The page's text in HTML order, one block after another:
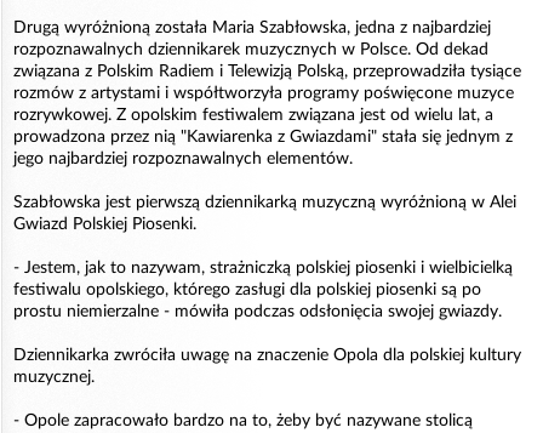
Drugą wyróżnioną została Maria Szabłowska, jedna z najbardziej
rozpoznawalnych dziennikarek muzycznych w Polsce. Od dekad
związana z Polskim Radiem i Telewizją Polską, przeprowadziła tysiące
rozmów z artystami i współtworzyła programy poświęcone muzyce
rozrywkowej. Z opolskim festiwalem związana jest od wielu lat, a
prowadzona przez nią "Kawiarenka z Gwiazdami" stała się jednym z
jego najbardziej rozpoznawalnych elementów.
Szabłowska jest pierwszą dziennikarką muzyczną wyróżnioną w Alei
Gwiazd Polskiej Piosenki.
- Jestem, jak to nazywam, strażniczką polskiej piosenki i wielbicielką
festiwalu opolskiego, którego zasługi dla polskiej piosenki są po
prostu niemierzalne - mówiła podczas odsłonięcia swojej gwiazdy.
Dziennikarka zwróciła uwagę na znaczenie Opola dla polskiej kultury
muzycznej.
- Opole zapracowało bardzo na to, żeby być nazywane stolicą